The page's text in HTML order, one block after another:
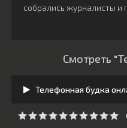
собрались журналисты и
Смотреть
Телефонная будка